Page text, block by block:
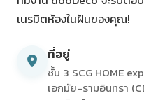
เนรมิตห้องในฝันของคุณ!
ที่อยู่
ชั้น 3 SCG HOME
เอกมัย-รามอินทรา